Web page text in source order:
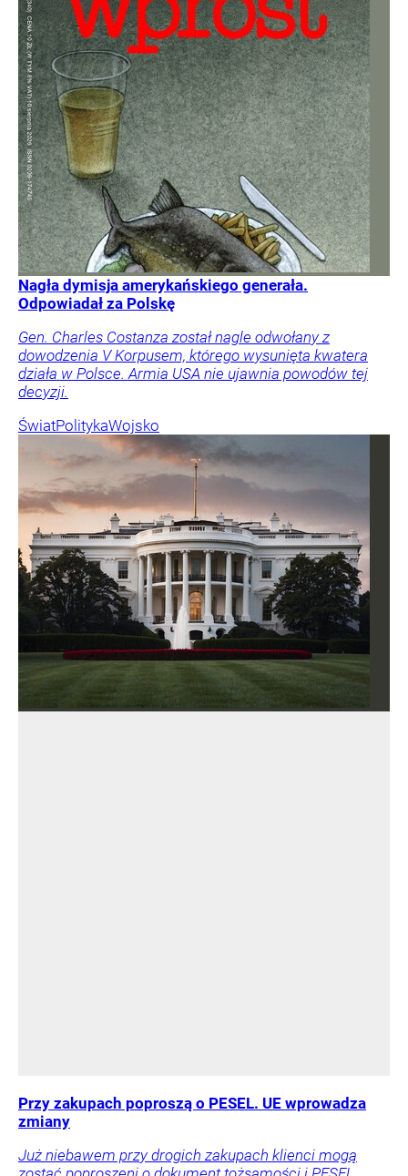
Nagła dymisja amerykańskiego generała.
Odpowiadał za Polskę
Gen. Charles Costanza został nagle odwołany z
dowodzenia V Korpusem, którego wysunięta kwatera
działa w Polsce. Armia USA nie ujawnia powodów tej
decyzji.
ŚwiatPolitykaWojsko
Przy zakupach poproszą o PESEL. UE wprowadza
zmiany
Już niebawem przy drogich zakupach klienci mogą